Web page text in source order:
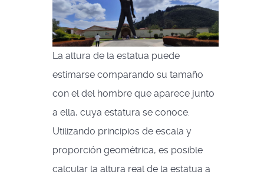
La altura de la estatua puede
estimarse comparando su tamaño
con el del hombre que aparece junto
a ella, cuya estatura se conoce.
Utilizando principios de escala y
proporción geométrica, es posible
calcular la altura real de la estatua a